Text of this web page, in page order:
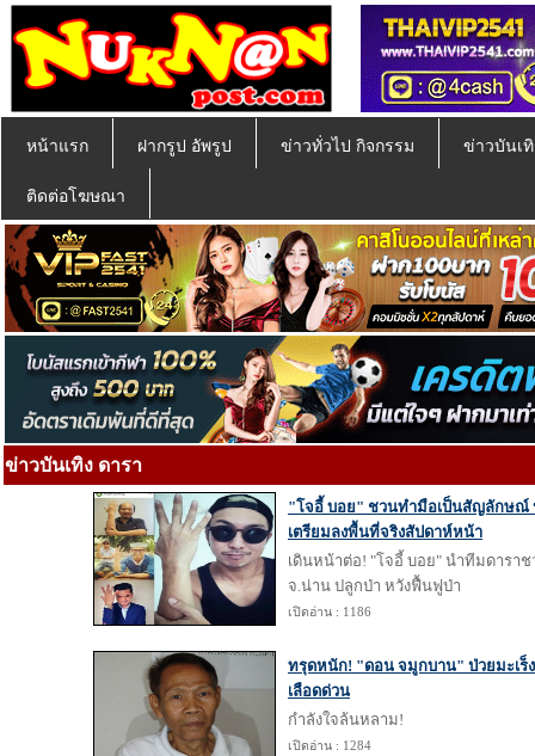
หน้าแรก ฝากรูป อัพรูป ข่าวทั่วไป กิจกรรม ข่าวบันเ
ติดต่อโฆษณา
ข่าวบันเทิง ดารา
"โจอี้ บอย" ชวนทำมือเป็นสัญลักษณ์
เตรียมลงพื้นที่จริงสัปดาห์หน้า
เดินหน้าต่อ! "โจอี้ บอย" นำทีมดารา
จ.น่าน ปลูกป่า หวังฟื้นฟูป่า
เปิดอ่าน : 1186
ทรุดหนัก! "ดอน จมูกบาน" ป่วยมะเร็
เลือดด่วน
กำลังใจล้นหลาม!
เปิดอ่าน : 1284